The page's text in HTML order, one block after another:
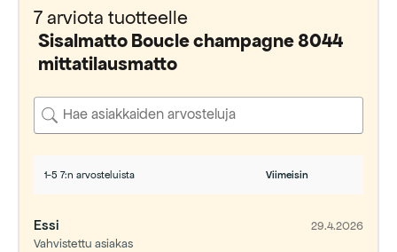
7 arviota tuotteelle
Sisalmatto Boucle champagne 8044
mittatilausmatto
1-5 7:n arvosteluista
Essi
Vahvistettu asiakas
29.4.2026